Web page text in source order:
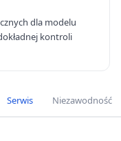
dla modelu
kontroli
Serwis Niezawodność